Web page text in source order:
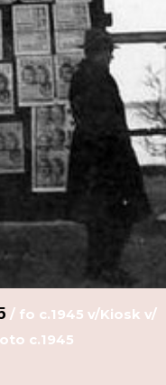
/ fo c.1945 v/Kiosk v/
c.1945